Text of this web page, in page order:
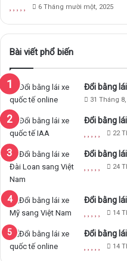
6 Tháng mười một, 2025
Bài viết phổ biến
Đổi bằng
31 Tháng
Đổi bằng
22
Đổi bằng
24
Đổi bằng
14
Đổi bằng
14